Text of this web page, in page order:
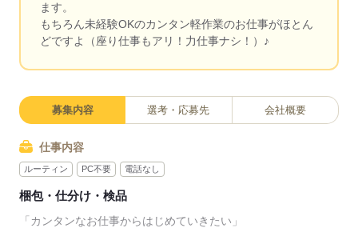
ます。
もちろん未経験OKのカンタン軽作業のお仕事がほとん
どですよ（座り仕事もアリ！力仕事ナシ！）♪
募集内容 選考・応募先 会社概要
仕事内容
ルーティン PC不要 電話なし
梱包・仕分け・検品
「カンタンなお仕事からはじめていきたい」